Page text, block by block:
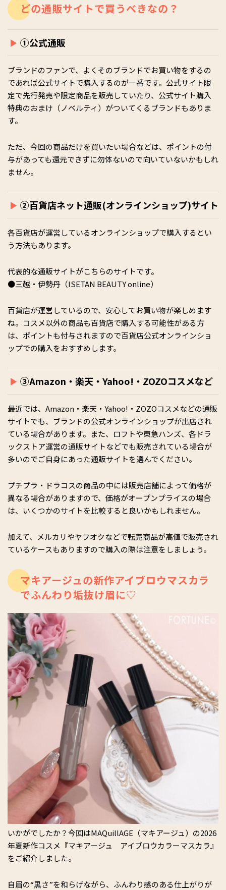
どの通販サイトで買うべきなの？
①公式通販
ブランドのファンで、よくそのブランドでお買い物をするの
であれば公式サイトで購入するのが一番です。公式サイト限
定で先行発売や限定商品を販売していたり、公式サイト購入
特典のおまけ（ノベルティ）がついてくるブランドもありま
す。
ただ、今回の商品だけを買いたい場合などは、ポイントの付
与があっても還元できずに勿体ないので向いていないかもしれ
ません。
②百貨店ネット通販(オンラインショップ)サイト
各百貨店が運営しているオンラインショップで購入するとい
う方法もあります。
代表的な通販サイトがこちらのサイトです。
●三越・伊勢丹（ISETAN BEAUTY online）
百貨店が運営しているので、安心してお買い物が楽しめます
ね。コスメ以外の商品も百貨店で購入する可能性がある方
は、ポイントも付与されますので百貨店公式オンラインショ
ップでの購入をおすすめします。
③Amazon・楽天・Yahoo!・ZOZOコスメなど
最近では、Amazon・楽天・Yahoo!・ZOZOコスメなどの通販
サイトでも、ブランドの公式オンラインショップが出店され
ている場合があります。また、ロフトや東急ハンズ、各ドラ
ックストア運営の通販サイトなどでも販売されている場合が
多いのでご自身にあった通販サイトを選んでください。
プチプラ・ドラコスの商品の中には販売店舗によって価格が
異なる場合がありますので、価格がオープンプライスの場合
は、いくつかのサイトを比較すると良いかもしれません。
加えて、メルカリやヤフオクなどで転売商品が高値で販売され
ているケースもありますので購入の際は注意をしましょう。
マキアージュの新作アイブロウマスカラ
でふんわり垢抜け眉に♡
いかがでしたか？今回はMAQuillAGE（マキアージュ）の2026
年夏新作コスメ『マキアージュ アイブロウカラーマスカラ』
をご紹介しました。
自眉の“黒さ”を和らげながら、ふんわり感のある仕上がりが